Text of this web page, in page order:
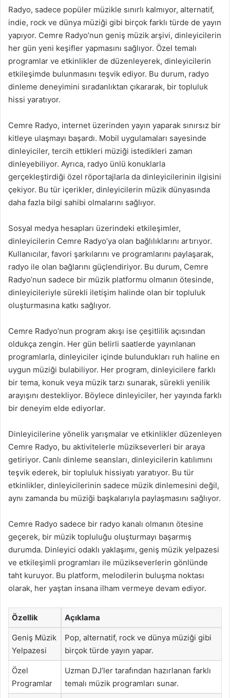
Radyo, sadece popüler müzikle sınırlı kalmıyor, alternatif,
indie, rock ve dünya müziği gibi birçok farklı türde de yayın
yapıyor. Cemre Radyo’nun geniş müzik arşivi, dinleyicilerin
her gün yeni keşifler yapmasını sağlıyor. Özel temalı
programlar ve etkinlikler de düzenleyerek, dinleyicilerin
etkileşimde bulunmasını teşvik ediyor. Bu durum, radyo
dinleme deneyimini sıradanlıktan çıkararak, bir topluluk
hissi yaratıyor.
Cemre Radyo, internet üzerinden yayın yaparak sınırsız bir
kitleye ulaşmayı başardı. Mobil uygulamaları sayesinde
dinleyiciler, tercih ettikleri müziği istedikleri zaman
dinleyebiliyor. Ayrıca, radyo ünlü konuklarla
gerçekleştirdiği özel röportajlarla da dinleyicilerinin ilgisini
çekiyor. Bu tür içerikler, dinleyicilerin müzik dünyasında
daha fazla bilgi sahibi olmalarını sağlıyor.
Sosyal medya hesapları üzerindeki etkileşimler,
dinleyicilerin Cemre Radyo’ya olan bağlılıklarını artırıyor.
Kullanıcılar, favori şarkılarını ve programlarını paylaşarak,
radyo ile olan bağlarını güçlendiriyor. Bu durum, Cemre
Radyo’nun sadece bir müzik platformu olmanın ötesinde,
dinleyicileriyle sürekli iletişim halinde olan bir topluluk
oluşturmasına katkı sağlıyor.
Cemre Radyo’nun program akışı ise çeşitlilik açısından
oldukça zengin. Her gün belirli saatlerde yayınlanan
programlarla, dinleyiciler içinde bulundukları ruh haline en
uygun müziği bulabiliyor. Her program, dinleyicilere farklı
bir tema, konuk veya müzik tarzı sunarak, sürekli yenilik
arayışını destekliyor. Böylece dinleyiciler, her yayında farklı
bir deneyim elde ediyorlar.
Dinleyicilerine yönelik yarışmalar ve etkinlikler düzenleyen
Cemre Radyo, bu aktivitelerle müzikseverleri bir araya
getiriyor. Canlı dinleme seansları, dinleyicilerin katılımını
teşvik ederek, bir topluluk hissiyatı yaratıyor. Bu tür
etkinlikler, dinleyicilerinin sadece müzik dinlemesini değil,
aynı zamanda bu müziği başkalarıyla paylaşmasını sağlıyor.
Cemre Radyo sadece bir radyo kanalı olmanın ötesine
geçerek, bir müzik topluluğu oluşturmayı başarmış
durumda. Dinleyici odaklı yaklaşımı, geniş müzik yelpazesi
ve etkileşimli programları ile müzikseverlerin gönlünde
taht kuruyor. Bu platform, melodilerin buluşma noktası
olarak, her yaştan insana ilham vermeye devam ediyor.
Özellik Açıklama
Geniş Müzik
Yelpazesi
Pop, alternatif, rock ve dünya müziği gibi
birçok türde yayın yapar.
Özel
Programlar
Uzman DJ’ler tarafından hazırlanan farklı
temalı müzik programları sunar.